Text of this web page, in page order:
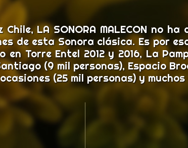
LA SONORA MALECON no
de esta Sonora clásica. Es por
en Torre Entel 2012 y 2016, La
(9 mil personas), Espacio
(25 mil personas) y